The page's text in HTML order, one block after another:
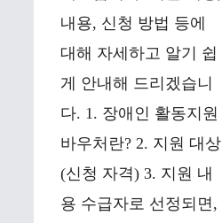
내용, 신청 방법 등에
대해 자세하고 알기 쉽
게 안내해 드리겠습니
다. 1. 장애인 활동지원
바우처란? 2. 지원 대상
(신청 자격) 3. 지원 내
용 수급자로 선정되면,